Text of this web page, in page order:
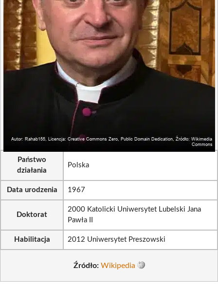
Państwo
działania
Polska
Data urodzenia 1967
Doktorat
2000 Katolicki Uniwersytet Lubelski Jana
Pawła II
Habilitacja 2012 Uniwersytet Preszowski
Źródło: Wikipedia